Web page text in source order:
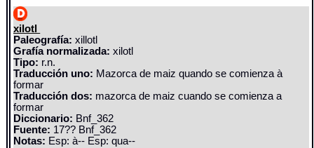
xilotl
Paleografía: xillotl
Grafía normalizada: xilotl
Tipo: r.n.
Traducción uno: Mazorca de maiz quando se comienza à
formar
Traducción dos: mazorca de maiz cuando se comienza a
formar
Diccionario: Bnf_362
Fuente: 17?? Bnf_362
Notas: Esp: à-- Esp: qua--